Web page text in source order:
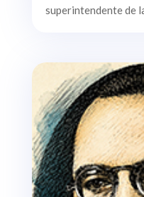
superintendente de